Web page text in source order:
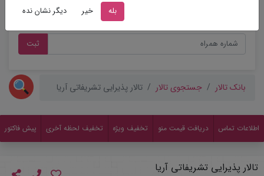
ثبت
بانک تالار جستجوی تالار تالار پذیرایی تشریفاتی آریا
اطلاعات تماس دریافت قیمت منو تخفیف ویژه تخفیف لحظه آخری پیش فاکتور
تالار پذیرایی تشریفاتی آریا
بله خیر دیگر نشان نده